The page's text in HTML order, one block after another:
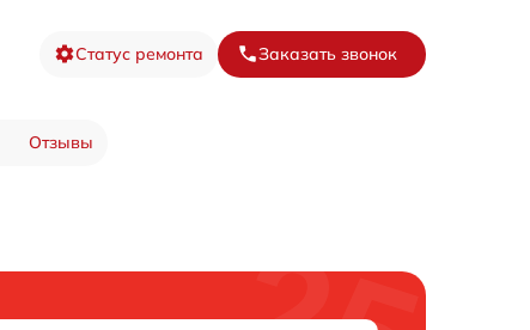
Статус ремонта Заказать звонок
Отзывы